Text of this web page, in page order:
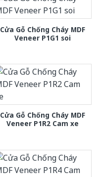
Cửa Gỗ Chống Cháy MDF
Veneer P1G1 soi
Cửa Gỗ Chống Cháy MDF
Veneer P1R2 Cam xe